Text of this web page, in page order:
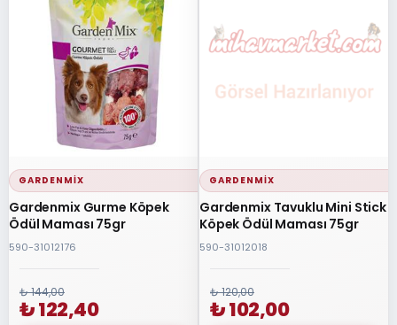
GARDENMIX
Gardenmix Gurme Köpek
Ödül Maması 75gr
590-31012176
₺ 144,00
₺ 122,40
GARDENMIX
Gardenmix Tavuklu Mini Stick
Köpek Ödül Maması 75gr
590-31012018
₺ 120,00
₺ 102,00